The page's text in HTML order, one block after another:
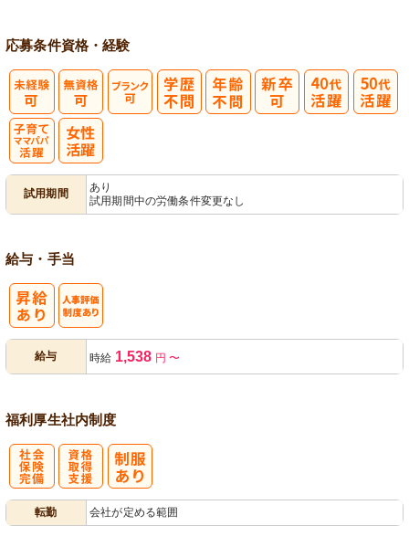
応募条件資格・経験
試用期間
あり
試用期間中の労働条件変更なし
給与・手当
給与 時給 1,538 円 〜
福利厚生社内制度
転勤 会社が定める範囲